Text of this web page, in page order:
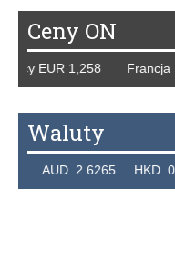
Ceny ON
EUR 1,258 Francja
Waluty
AUD 2.6265 HKD